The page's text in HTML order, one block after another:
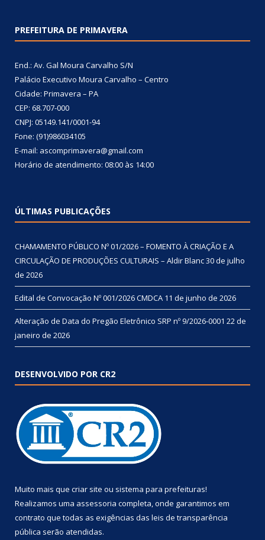
PREFEITURA DE PRIMAVERA
End.: Av. Gal Moura Carvalho S/N
Palácio Executivo Moura Carvalho – Centro
Cidade: Primavera – PA
CEP: 68.707-000
CNPJ: 05149.141/0001-94
Fone: (91)986034105
E-mail: ascomprimavera@gmail.com
Horário de atendimento: 08:00 às 14:00
ÚLTIMAS PUBLICAÇÕES
CHAMAMENTO PÚBLICO Nº 01/2026 – FOMENTO À CRIAÇÃO E A
CIRCULAÇÃO DE PRODUÇÕES CULTURAIS – Aldir Blanc30 de julho
de 2026
Edital de Convocação Nº 001/2026 CMDCA 11 de junho de 2026
Alteração de Data do Pregão Eletrônico SRP nº 9/2026-0001 22 de
janeiro de 2026
DESENVOLVIDO POR CR2
Muito mais que criar site ou sistema para prefeituras!
Realizamos uma assessoria completa, onde garantimos em
contrato que todas as exigências das leis de transparência
pública serão atendidas.